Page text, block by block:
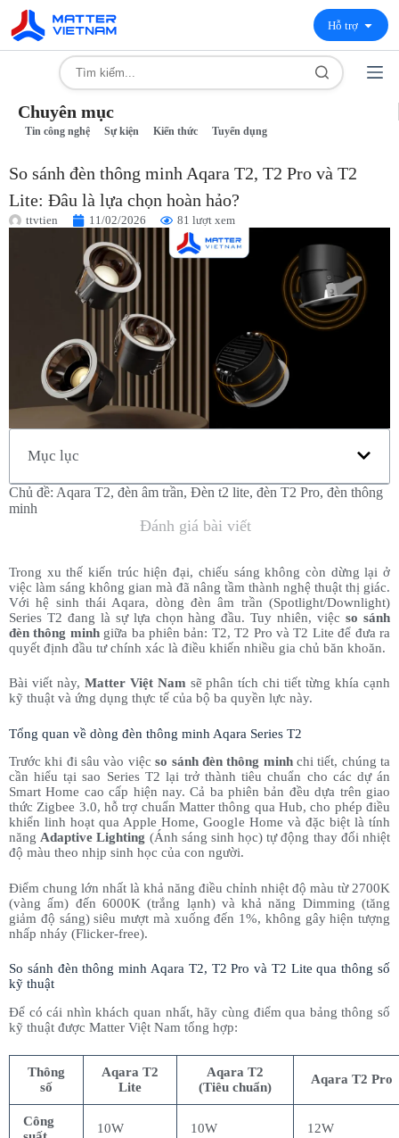
Hỗ trợ
Chuyên mục
Tin công nghệ Sự kiện Kiến thức Tuyển dụng
So sánh đèn thông minh Aqara T2, T2 Pro và T2
Lite: Đâu là lựa chọn hoàn hảo?
ttvtien 11/02/2026 81 lượt xem
Mục lục
Chủ đề: Aqara T2, đèn âm trần, Đèn t2 lite, đèn T2 Pro, đèn thông
minh
Đánh giá bài viết
Trong xu thế kiến trúc hiện đại, chiếu sáng không còn dừng lại ở
việc làm sáng không gian mà đã nâng tầm thành nghệ thuật thị giác.
Với hệ sinh thái Aqara, dòng đèn âm trần (Spotlight/Downlight)
Series T2 đang là sự lựa chọn hàng đầu. Tuy nhiên, việcso sánh
đèn thông minhgiữa ba phiên bản: T2, T2 Pro và T2 Lite để đưa ra
quyết định đầu tư chính xác là điều khiến nhiều gia chủ băn khoăn.
Bài viết này, Matter Việt Nam sẽ phân tích chi tiết từng khía cạnh
kỹ thuật và ứng dụng thực tế của bộ ba quyền lực này.
Tổng quan về dòng đèn thông minh Aqara Series T2
Trước khi đi sâu vào việcso sánh đèn thông minhchi tiết, chúng ta
cần hiểu tại sao Series T2 lại trở thành tiêu chuẩn cho các dự án
Smart Home cao cấp hiện nay. Cả ba phiên bản đều dựa trên giao
thức Zigbee 3.0, hỗ trợ chuẩn Matter thông qua Hub, cho phép điều
khiển linh hoạt qua Apple Home, Google Home và đặc biệt là tính
năng Adaptive Lighting (Ánh sáng sinh học) tự động thay đổi nhiệt
độ màu theo nhịp sinh học của con người.
Điểm chung lớn nhất là khả năng điều chỉnh nhiệt độ màu từ 2700K
(vàng ấm) đến 6000K (trắng lạnh) và khả năng Dimming (tăng
giảm độ sáng) siêu mượt mà xuống đến 1%, không gây hiện tượng
nhấp nháy (Flicker-free).
So sánh đèn thông minh Aqara T2, T2 Pro và T2 Lite qua thông số
kỹ thuật
Để có cái nhìn khách quan nhất, hãy cùng điểm qua bảng thông số
kỹ thuật được Matter Việt Nam tổng hợp:
Thông
số
Aqara T2
Lite
Aqara T2
(Tiêu chuẩn)
Aqara T2 Pro
Công
10W 10W 12W